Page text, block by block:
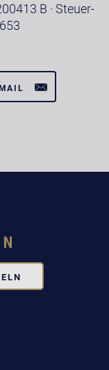
B · Steuer-